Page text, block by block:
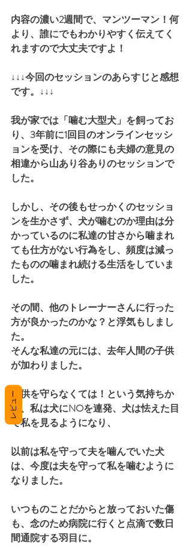
内容の濃い2週間で、マンツーマン！何
より、誰にでもわかりやすく伝えてく
れますので大丈夫ですよ！
↓↓↓今回のセッションのあらすじと感想
です。↓↓↓
我が家では「噛む大型犬」を飼ってお
り、3年前に1回目のオンラインセッシ
ョンを受け、その際にも夫婦の意見の
相違から山あり谷ありのセッションで
した。
しかし、その後もせっかくのセッショ
ンを生かさず、犬が噛むのか理由は分
かっているのに私達の甘さから噛まれ
ても仕方がない行為をし、頻度は減っ
たものの噛まれ続ける生活をしていま
した。
その間、他のトレーナーさんに行った
方が良かったのかな？と浮気もしまし
た。
そんな私達の元には、去年人間の子供
が加わりました。
子供を守らなくては！という気持ちか
ら、私は犬にNOを連発、犬は怯えた目
で私を見るようになり、
以前は私を守って夫を噛んでいた犬
は、今度は夫を守って私を噛むように
なりました。
いつものことだからと放っておいた傷
も、念のため病院に行くと点滴で数日
間通院する羽目に。
レビュー